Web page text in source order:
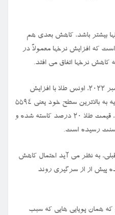
بیشتر باشد، کاهش بعدی هم
که افزایش نرخها معمولاً در
کاهش نرخها اتفاق می افتد.
از پایین ترین سطح قیمت در سپتامبر ۲۰۲۲، اونس طلا با افزایش
ناگهانی رو به رو شد و در ۲۹ ژانویه به بالاترین سطح خود یعنی ۵۵۹۴
دلار و ۸۲ سنت رسید. از آن زمان، قیمت طلا ۲۰ درصد کاسته شده و
به نظر می آید احتمال کاهش
پیش از از سرگیری روند
همان پویایی هایی که سبب